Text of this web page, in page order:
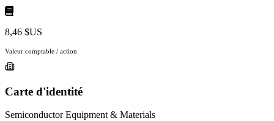
8,46 $US
Valeur comptable / action
Carte d'identité
Semiconductor Equipment & Materials